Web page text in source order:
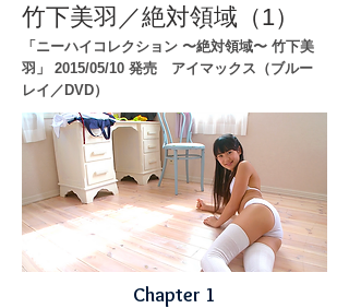
竹下美羽／絶対領域（1）
「ニーハイコレクション 〜絶対領域〜 竹下美
羽」 2015/05/10 発売 アイマックス（ブルー
レイ／DVD）
Chapter 1